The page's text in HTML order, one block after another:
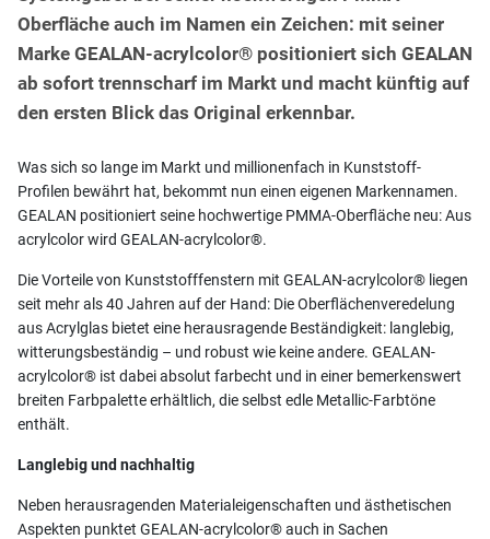
Oberfläche auch im Namen ein Zeichen: mit seiner
Marke GEALAN-acrylcolor® positioniert sich GEALAN
ab sofort trennscharf im Markt und macht künftig auf
den ersten Blick das Original erkennbar.
Was sich so lange im Markt und millionenfach in Kunststoff-
Profilen bewährt hat, bekommt nun einen eigenen Markennamen.
GEALAN positioniert seine hochwertige PMMA-Oberfläche neu: Aus
acrylcolor wird GEALAN-acrylcolor®.
Die Vorteile von Kunststofffenstern mit GEALAN-acrylcolor® liegen
seit mehr als 40 Jahren auf der Hand: Die Oberflächenveredelung
aus Acrylglas bietet eine herausragende Beständigkeit: langlebig,
witterungsbeständig – und robust wie keine andere. GEALAN-
acrylcolor® ist dabei absolut farbecht und in einer bemerkenswert
breiten Farbpalette erhältlich, die selbst edle Metallic-Farbtöne
enthält.
Langlebig und nachhaltig
Neben herausragenden Materialeigenschaften und ästhetischen
Aspekten punktet GEALAN-acrylcolor® auch in Sachen